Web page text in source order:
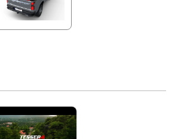
на движущейся ламели,
крышки, обеспечивая
даже ночью, независимо
система замков
ваш груз от
Система легко